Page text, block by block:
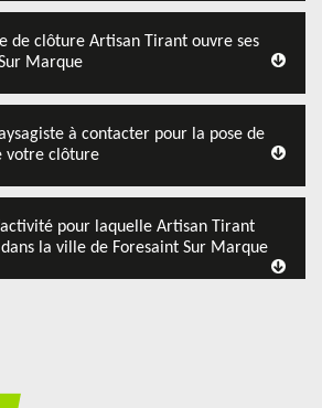
de clôture Artisan Tirant ouvre ses
Marque
à contacter pour la pose de
votre clôture
pour laquelle Artisan Tirant
la ville de Foresaint Sur Marque